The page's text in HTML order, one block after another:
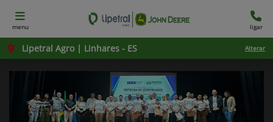
menu ligar
Lipetral Agro | Linhares - ES Alterar